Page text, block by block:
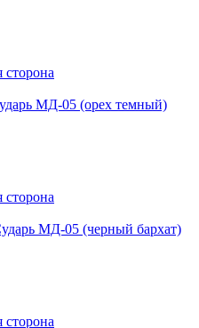
МД-05 (орех темный)
МД-05 (черный бархат)